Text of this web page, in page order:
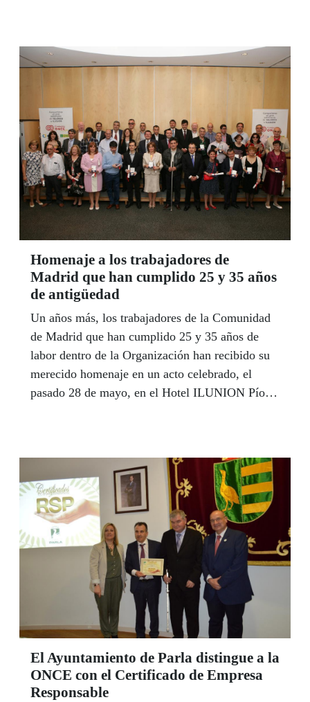
Homenaje a los trabajadores de
Madrid que han cumplido 25 y 35 años
de antigüedad
Un años más, los trabajadores de la Comunidad
de Madrid que han cumplido 25 y 35 años de
labor dentro de la Organización han recibido su
merecido homenaje en un acto celebrado, el
pasado 28 de mayo, en el Hotel ILUNION Pío
El Ayuntamiento de Parla distingue a la
ONCE con el Certificado de Empresa
Responsable